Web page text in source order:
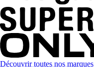
Découvrir toutes nos marques